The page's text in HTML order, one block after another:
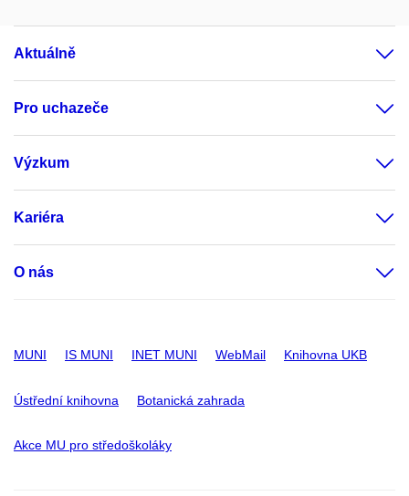
Aktuálně
Pro uchazeče
Výzkum
Kariéra
O nás
MUNI IS MUNI INET MUNI WebMail Knihovna UKB
Ústřední knihovna Botanická zahrada
Akce MU pro středoškoláky